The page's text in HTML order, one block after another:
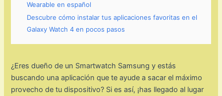
Wearable en español
Descubre cómo instalar tus aplicaciones favoritas en el
Galaxy Watch 4 en pocos pasos
¿Eres dueño de un Smartwatch Samsung y estás
buscando una aplicación que te ayude a sacar el máximo
provecho de tu dispositivo? Si es así, ¡has llegado al lugar